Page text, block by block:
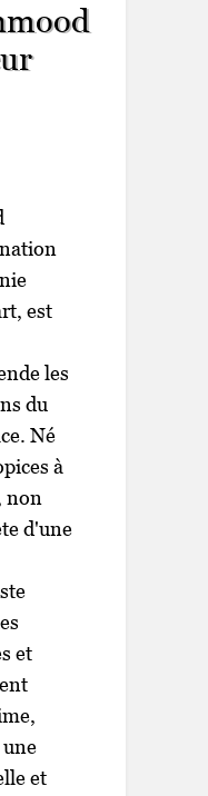
est
les
du
Né
à
non
d'une
et
et